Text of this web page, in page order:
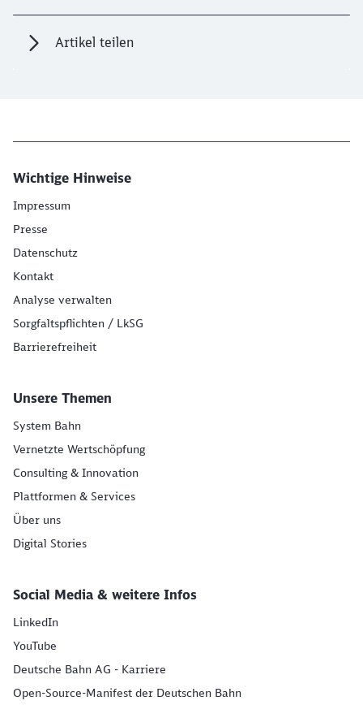
Artikel teilen
Wichtige Hinweise
Impressum
Presse
Datenschutz
Kontakt
Analyse verwalten
Sorgfaltspflichten / LkSG
Barrierefreiheit
Unsere Themen
System Bahn
Vernetzte Wertschöpfung
Consulting & Innovation
Plattformen & Services
Über uns
Digital Stories
Social Media & weitere Infos
LinkedIn
YouTube
Deutsche Bahn AG - Karriere
Open-Source-Manifest der Deutschen Bahn